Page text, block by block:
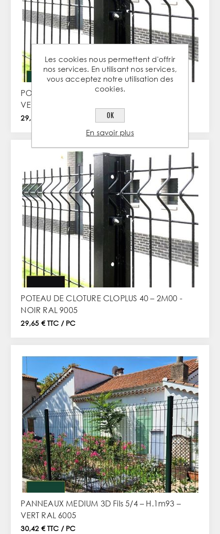
POTEAU DE CLOTURE CLOPLUS 40 – 2M00 -
VERT RAL 6005
29,65 € TTC / PC
POTEAU DE CLOTURE CLOPLUS 40 – 2M00 -
NOIR RAL 9005
29,65 € TTC / PC
PANNEAUX MEDIUM 3D Fils 5/4 – H.1m93 –
VERT RAL 6005
30,42 € TTC / PC
Les cookies nous permettent d'offrir
nos services. En utilisant nos services,
vous acceptez notre utilisation des
cookies.
OK
En savoir plus